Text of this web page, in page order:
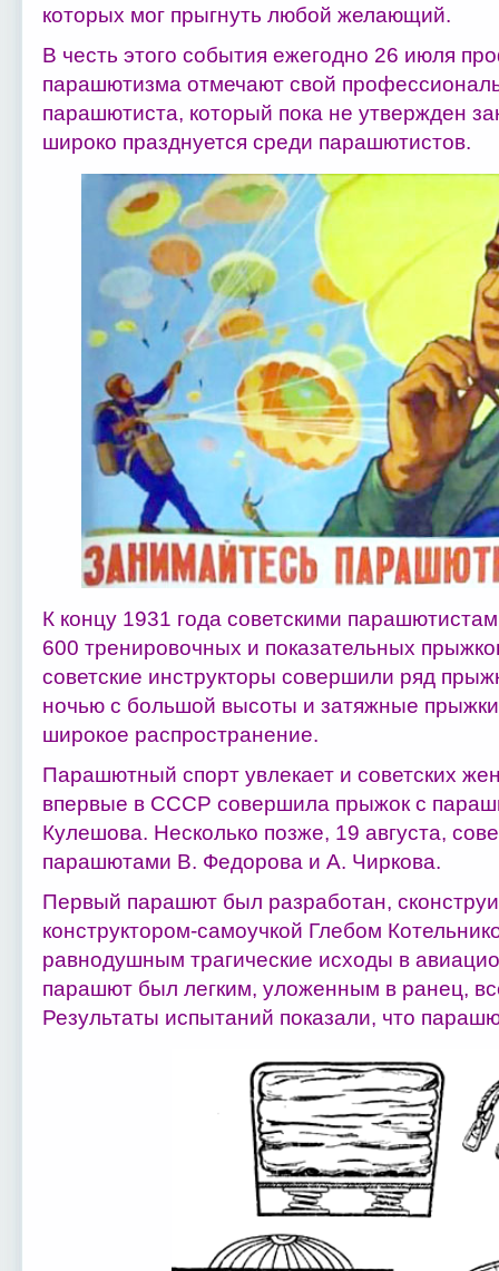
которых мог прыгнуть любой желающий.
В честь этого события ежегодно 26 июля
парашютизма отмечают свой
парашютиста, который пока не утвержден
широко празднуется среди парашютистов.
К концу 1931 года советскими
600 тренировочных и показательных
советские инструкторы совершили ряд
ночью с большой высоты и затяжные
широкое распространение.
Парашютный спорт увлекает и советских
впервые в СССР совершила прыжок с
Кулешова. Несколько позже, 19 августа,
парашютами В. Федорова и А. Чиркова.
Первый парашют был разработан,
конструктором-самоучкой Глебом
равнодушным трагические исходы в
парашют был легким, уложенным в ранец,
Результаты испытаний показали, что